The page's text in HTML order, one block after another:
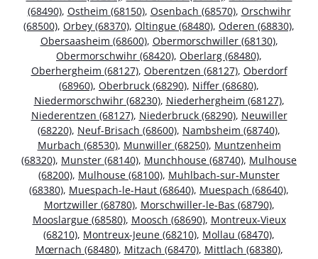
(68490), Ostheim (68150), Osenbach (68570), Orschwihr
(68500), Orbey (68370), Oltingue (68480), Oderen (68830),
Obersaasheim (68600), Obermorschwiller (68130),
Obermorschwihr (68420), Oberlarg (68480),
Oberhergheim (68127), Oberentzen (68127), Oberdorf
(68960), Oberbruck (68290), Niffer (68680),
Niedermorschwihr (68230), Niederhergheim (68127),
Niederentzen (68127), Niederbruck (68290), Neuwiller
(68220), Neuf-Brisach (68600), Nambsheim (68740),
Murbach (68530), Munwiller (68250), Muntzenheim
(68320), Munster (68140), Munchhouse (68740), Mulhouse
(68200), Mulhouse (68100), Muhlbach-sur-Munster
(68380), Muespach-le-Haut (68640), Muespach (68640),
Mortzwiller (68780), Morschwiller-le-Bas (68790),
Mooslargue (68580), Moosch (68690), Montreux-Vieux
(68210), Montreux-Jeune (68210), Mollau (68470),
Mœrnach (68480), Mitzach (68470), Mittlach (68380),